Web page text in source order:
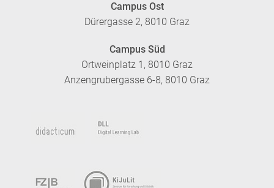
Campus Ost
Dürergasse 2, 8010 Graz
Campus Süd
Ortweinplatz 1, 8010 Graz
Anzengrubergasse 6-8, 8010 Graz